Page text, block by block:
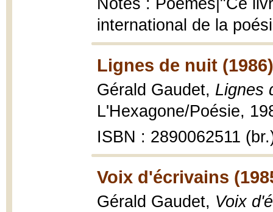
Notes : Poèmes|"Ce
international de la
Lignes de nuit (1986)
Gérald Gaudet, Lignes
L'Hexagone/Poésie,
ISBN : 2890062511
Voix d'écrivains
Gérald Gaudet, Voix